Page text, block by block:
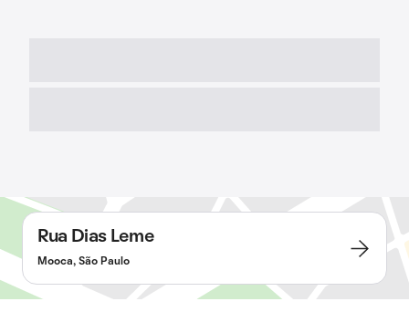
Rua Dias Leme
Mooca, São Paulo